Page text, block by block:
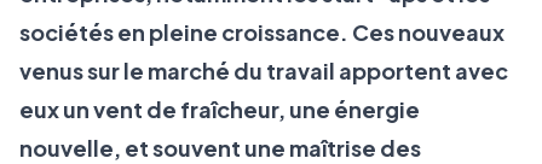
sociétés en pleine croissance. Ces nouveaux
venus sur le marché du travail apportent avec
eux un vent de fraîcheur, une énergie
nouvelle, et souvent une maîtrise des